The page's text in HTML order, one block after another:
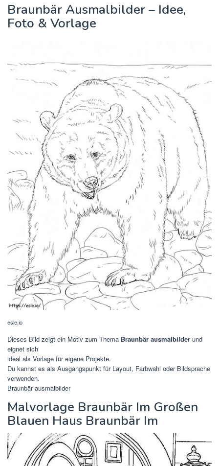
Braunbär Ausmalbilder – Idee,
Foto & Vorlage
esle.io
Dieses Bild zeigt ein Motiv zum Thema Braunbär ausmalbilder und
eignet sich
ideal als Vorlage für eigene Projekte.
Du kannst es als Ausgangspunkt für Layout, Farbwahl oder Bildsprache
verwenden.
Braunbär ausmalbilder
Malvorlage Braunbär Im Großen
Blauen Haus Braunbär Im